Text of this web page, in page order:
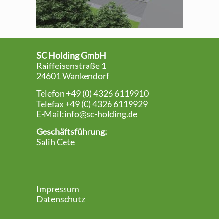
SC Holding GmbH
Raiffeisenstraße 1
24601 Wankendorf
Telefon +49 (0) 4326 6119910
Telefax +49 (0) 4326 6119929
E-Mail:info@sc-holding.de
Geschäftsführung:
Salih Cete
Impressum
Datenschutz